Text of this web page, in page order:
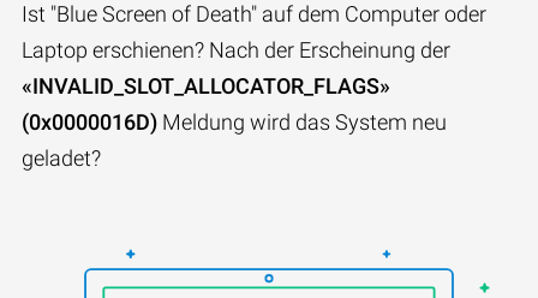
Ist "Blue Screen of Death" auf dem Computer oder
Laptop erschienen? Nach der Erscheinung der
«INVALID_SLOT_ALLOCATOR_FLAGS»
(0x0000016D) Meldung wird das System neu
geladet?